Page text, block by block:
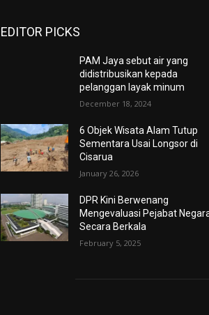
EDITOR PICKS
PAM Jaya sebut air yang
didistribusikan kepada
pelanggan layak minum
December 18, 2024
6 Objek Wisata Alam Tutup
Sementara Usai Longsor di
Cisarua
January 26, 2026
DPR Kini Berwenang
Mengevaluasi Pejabat
Secara Berkala
February 5, 2025